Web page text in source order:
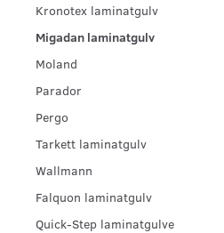
Kronotex laminatgulv
Migadan laminatgulv
Moland
Parador
Pergo
Tarkett laminatgulv
Wallmann
Falquon laminatgulv
Quick-Step laminatgulve